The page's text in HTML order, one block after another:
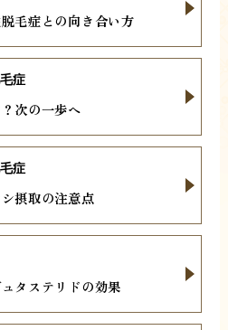
毛症との向き合い方
次の一歩へ
症
摂取の注意点
症
タステリドの効果